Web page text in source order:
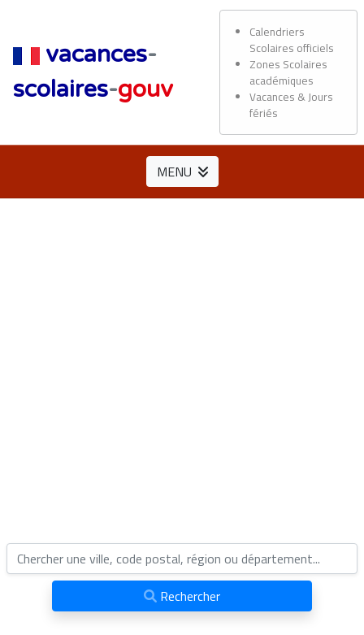
vacances-
scolaires-gouv
Calendriers
Scolaires officiels
Zones Scolaires
académiques
Vacances & Jours
fériés
MENU
Rechercher